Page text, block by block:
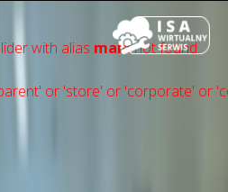
with alias mainnot found.
or 'store' or 'сorporate' or